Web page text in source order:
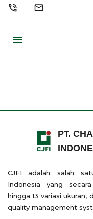
PT.
CJFI adalah salah
Indonesia yang
hingga 13 variasi ukuran,
quality management